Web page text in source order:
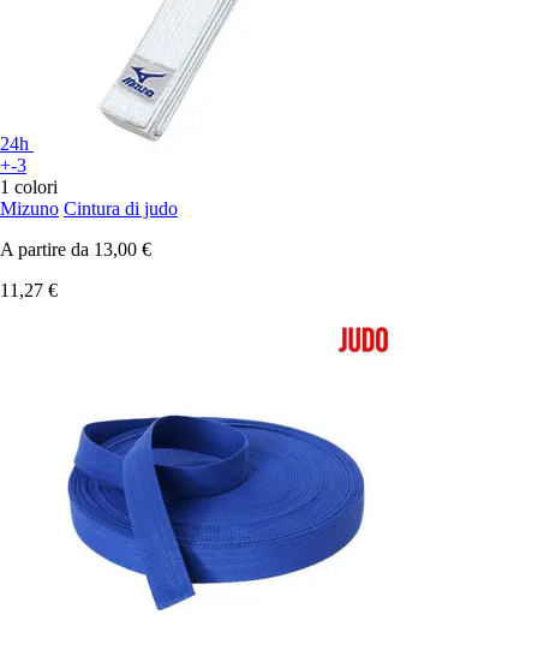
24h
+-3
1 colori
Mizuno Cintura di judo
A partire da 13,00 €
11,27 €